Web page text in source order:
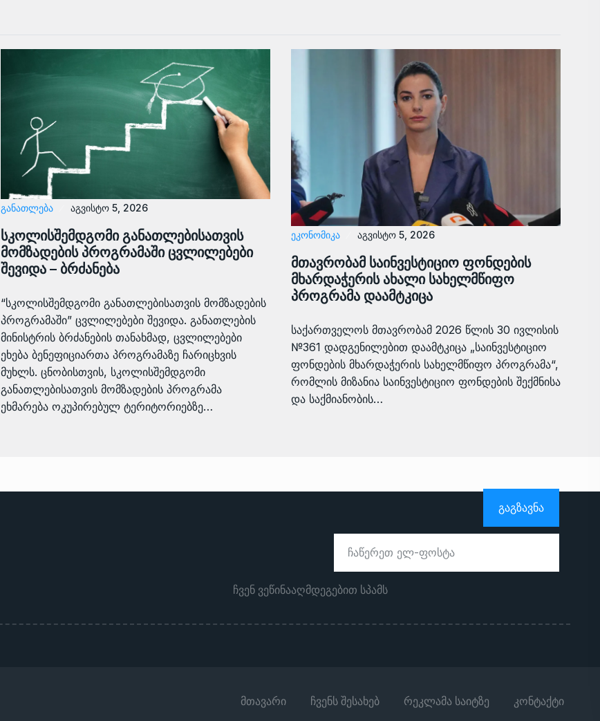
ᲒᲐᲜᲐᲗᲚᲔᲑᲐ აგვისტო 5, 2026
სკოლისშემდგომი განათლებისათვის
მომზადების პროგრამაში ცვლილებები
შევიდა – ბრძანება
“სკოლისშემდგომი განათლებისათვის მომზადების
პროგრამაში” ცვლილებები შევიდა. განათლების
მინისტრის ბრძანების თანახმად, ცვლილებები
ეხება ბენეფიციართა პროგრამაზე ჩარიცხვის
მუხლს. ცნობისთვის, სკოლისშემდგომი
განათლებისათვის მომზადების პროგრამა
ეხმარება ოკუპირებულ ტერიტორიებზე…
ᲔᲙᲝᲜᲝᲛᲘᲙᲐ აგვისტო 5, 2026
მთავრობამ საინვესტიციო ფონდების
მხარდაჭერის ახალი სახელმწიფო
პროგრამა დაამტკიცა
საქართველოს მთავრობამ 2026 წლის 30 ივლისის
№361 დადგენილებით დაამტკიცა „საინვესტიციო
ფონდების მხარდაჭერის სახელმწიფო პროგრამა“,
რომლის მიზანია საინვესტიციო ფონდების შექმნისა
და საქმიანობის…
ᲒᲐᲒᲖᲐᲕᲜᲐ
ჩვენ ვეწინააღმდეგებით სპამს
მთავარი ჩვენს შესახებ რეკლამა საიტზე კონტაქტი